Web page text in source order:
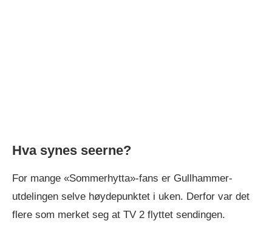
Hva synes seerne?
For mange «Sommerhytta»-fans er Gullhammer-
utdelingen selve høydepunktet i uken. Derfor var det
flere som merket seg at TV 2 flyttet sendingen.